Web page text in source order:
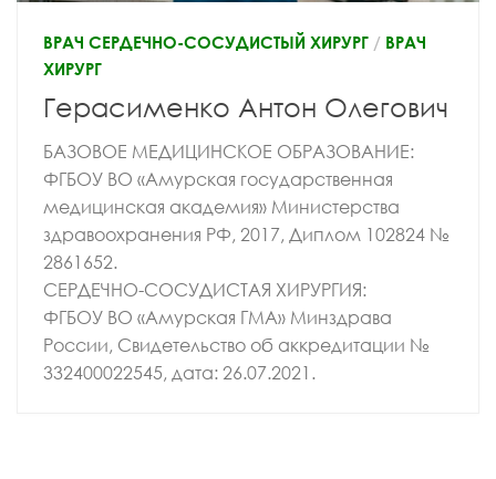
ВРАЧ СЕРДЕЧНО-СОСУДИСТЫЙ ХИРУРГ / ВРАЧ
ХИРУРГ
Герасименко Антон Олегович
БАЗОВОЕ МЕДИЦИНСКОЕ ОБРАЗОВАНИЕ:
ФГБОУ ВО «Амурская государственная
медицинская академия» Министерства
здравоохранения РФ, 2017, Диплом 102824 №
2861652.
СЕРДЕЧНО-СОСУДИСТАЯ ХИРУРГИЯ:
ФГБОУ ВО «Амурская ГМА» Минздрава
России, Свидетельство об аккредитации №
332400022545, дата: 26.07.2021.